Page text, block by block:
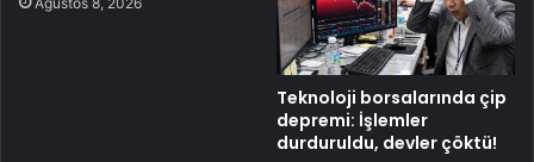
Teknoloji borsalarında çip
depremi: İşlemler
durduruldu, devler çöktü!